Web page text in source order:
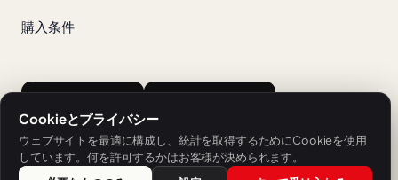
購入条件
Cookieとプライバシー
ウェブサイトを最適に構成し、統計を取得するためにCookieを使用
しています。何を許可するかはお客様が決められます。